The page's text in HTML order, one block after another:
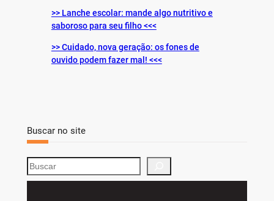
>> Lanche escolar: mande algo nutritivo e
saboroso para seu filho <<<
>> Cuidado, nova geração: os fones de
ouvido podem fazer mal! <<<
Buscar no site
S
e